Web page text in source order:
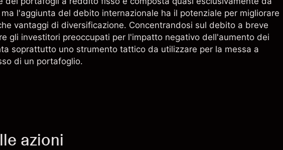
l'aggiunta del debito internazionale ha il potenziale per migliorare
vantaggi di diversificazione. Concentrandosi sul debito a breve
gli investitori preoccupati per l'impatto negativo dell'aumento dei
soprattutto uno strumento tattico da utilizzare per la messa a
di un portafoglio.
azioni